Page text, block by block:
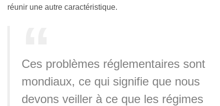
réunir une autre caractéristique.
Ces problèmes réglementaires sont
mondiaux, ce qui signifie que nous
devons veiller à ce que les régimes